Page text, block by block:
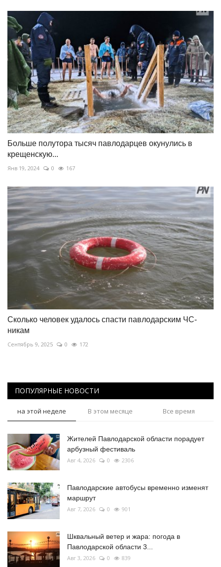
Больше полутора тысяч павлодарцев окунулись в
крещенскую...
Янв 19, 2024 0 167
Сколько человек удалось спасти павлодарским ЧС-
никам
Сентябрь 9, 2025 0 172
ПОПУЛЯРНЫЕ НОВОСТИ
на этой неделе В этом месяце Все время
Жителей Павлодарской области порадует
арбузный фестиваль
Авг 4, 2026 0 2306
Павлодарские автобусы временно изменят
маршрут
Авг 7, 2026 0 901
Шквальный ветер и жара: погода в
Павлодарской области 3...
Авг 3, 2026 0 839